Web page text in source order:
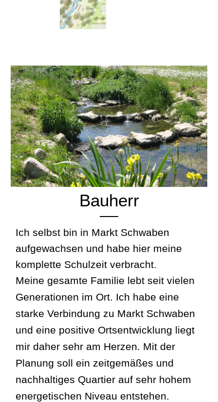
Bauherr
Ich selbst bin in Markt Schwaben
aufgewachsen und habe hier meine
komplette Schulzeit verbracht.
Meine gesamte Familie lebt seit vielen
Generationen im Ort. Ich habe eine
starke Verbindung zu Markt Schwaben
und eine positive Ortsentwicklung liegt
mir daher sehr am Herzen. Mit der
Planung soll ein zeitgemäßes und
nachhaltiges Quartier auf sehr hohem
energetischen Niveau entstehen.